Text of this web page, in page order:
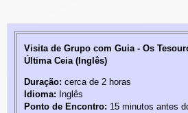
Visita de Grupo com Guia - Os
Última Ceia (Inglês)
Duração: cerca de 2 horas
Idioma: Inglês
Ponto de Encontro: 15 minutos antes